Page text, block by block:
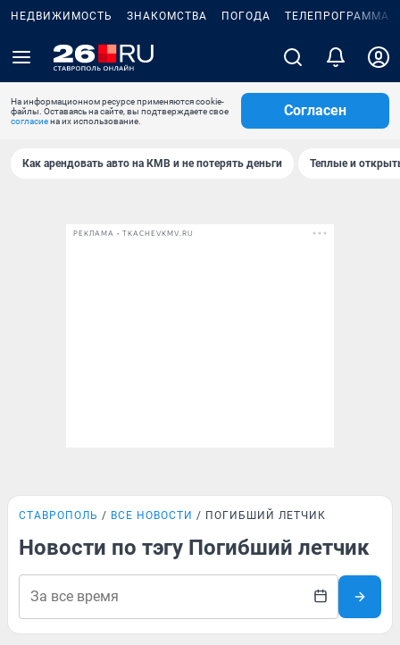
НЕДВИЖИМОСТЬ ЗНАКОМСТВА ПОГОДА ТЕЛЕПРОГРАММА
На информационном ресурсе применяются cookie-
файлы. Оставаясь на сайте, вы подтверждаете свое
согласиена их использование.
Согласен
Как арендовать авто на КМВ и не потерять деньги Теплые и
РЕКЛАМА • TKACHEVKMV.RU
СТАВРОПОЛЬ ВСЕ НОВОСТИ ПОГИБШИЙ ЛЕТЧИК
Новости по тэгу Погибший летчик